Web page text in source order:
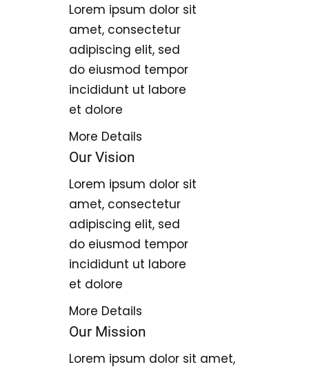
Lorem ipsum dolor sit
amet, consectetur
adipiscing elit, sed
do eiusmod tempor
incididunt ut labore
et dolore
More Details
Our Vision
Lorem ipsum dolor sit
amet, consectetur
adipiscing elit, sed
do eiusmod tempor
incididunt ut labore
et dolore
More Details
Our Mission
Lorem ipsum dolor sit amet,